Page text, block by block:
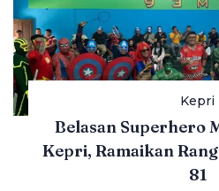
Kepri
Belasan Superhero
Kepri, Ramaikan
81